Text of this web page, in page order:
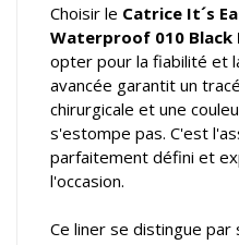
Choisir le Catrice It´s
Waterproof 010
opter pour la fiabilité et
avancée garantit un
chirurgicale et une
s'estompe pas. C'est
parfaitement défini et
l'occasion.
Ce liner se distingue par